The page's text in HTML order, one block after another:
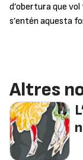
d’obertura que
s’entén aquesta
Altres